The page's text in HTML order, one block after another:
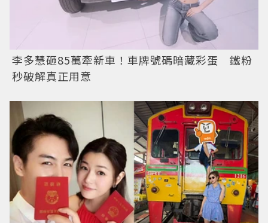
李多慧砸85萬牽新車！車牌號碼暗藏彩蛋 鐵粉
秒破解真正用意